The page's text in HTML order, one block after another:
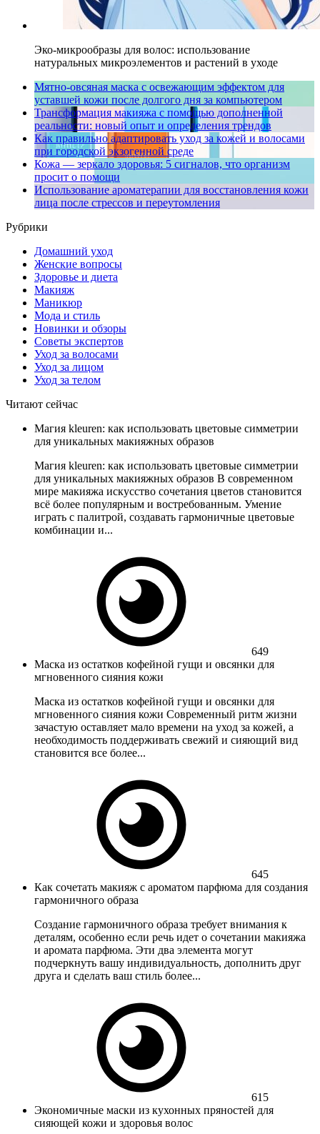
Эко-микрообразы для волос: использование
натуральных микроэлементов и растений в уходе
Мятно-овсяная маска с освежающим эффектом для
уставшей кожи после долгого дня за компьютером
Трансформация макияжа с помощью дополненной
реальности: новый опыт и определения трендов
Как правильно адаптировать уход за кожей и волосами
при городской экзогенной среде
Кожа — зеркало здоровья: 5 сигналов, что организм
просит о помощи
Использование ароматерапии для восстановления кожи
лица после стрессов и переутомления
Рубрики
Домашний уход
Женские вопросы
Здоровье и диета
Макияж
Маникюр
Мода и стиль
Новинки и обзоры
Советы экспертов
Уход за волосами
Уход за лицом
Уход за телом
Читают сейчас
Магия kleuren: как использовать цветовые симметрии
для уникальных макияжных образов
Магия kleuren: как использовать цветовые симметрии
для уникальных макияжных образов В современном
мире макияжа искусство сочетания цветов становится
всё более популярным и востребованным. Умение
играть с палитрой, создавать гармоничные цветовые
комбинации и...
649
Маска из остатков кофейной гущи и овсянки для
мгновенного сияния кожи
Маска из остатков кофейной гущи и овсянки для
мгновенного сияния кожи Современный ритм жизни
зачастую оставляет мало времени на уход за кожей, а
необходимость поддерживать свежий и сияющий вид
становится все более...
645
Как сочетать макияж с ароматом парфюма для создания
гармоничного образа
Создание гармоничного образа требует внимания к
деталям, особенно если речь идет о сочетании макияжа
и аромата парфюма. Эти два элемента могут
подчеркнуть вашу индивидуальность, дополнить друг
друга и сделать ваш стиль более...
615
Экономичные маски из кухонных пряностей для
сияющей кожи и здоровья волос